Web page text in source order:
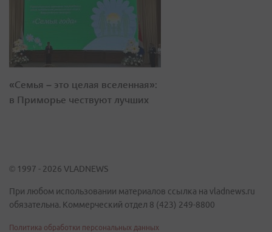
«Семья – это целая вселенная»:
в Приморье чествуют лучших
© 1997 - 2026 VLADNEWS
При любом использовании материалов ссылка на vladnews.ru
обязательна. Коммерческий отдел 8 (423) 249-8800
Политика обработки персональных данных